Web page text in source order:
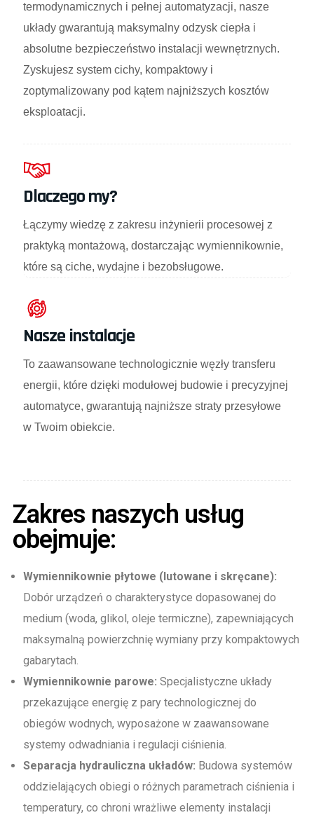
termodynamicznych i pełnej automatyzacji, nasze
układy gwarantują maksymalny odzysk ciepła i
absolutne bezpieczeństwo instalacji wewnętrznych.
Zyskujesz system cichy, kompaktowy i
zoptymalizowany pod kątem najniższych kosztów
eksploatacji.
Dlaczego my?
Łączymy wiedzę z zakresu inżynierii procesowej z
praktyką montażową, dostarczając wymiennikownie,
które są ciche, wydajne i bezobsługowe.
Nasze instalacje
To zaawansowane technologicznie węzły transferu
energii, które dzięki modułowej budowie i precyzyjnej
automatyce, gwarantują najniższe straty przesyłowe
w Twoim obiekcie.
Zakres naszych usług
obejmuje:
Wymiennikownie płytowe (lutowane i skręcane):
Dobór urządzeń o charakterystyce dopasowanej do
medium (woda, glikol, oleje termiczne), zapewniających
maksymalną powierzchnię wymiany przy kompaktowych
gabarytach.
Wymiennikownie parowe: Specjalistyczne układy
przekazujące energię z pary technologicznej do
obiegów wodnych, wyposażone w zaawansowane
systemy odwadniania i regulacji ciśnienia.
Separacja hydrauliczna układów: Budowa systemów
oddzielających obiegi o różnych parametrach ciśnienia i
temperatury, co chroni wrażliwe elementy instalacji